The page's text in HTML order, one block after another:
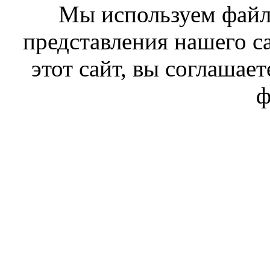
Мы используем
представления нашего
этот сайт, вы